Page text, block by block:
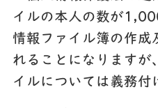
イルの本人の数が
情報ファイル簿の作成
れることになります
イルについては義務